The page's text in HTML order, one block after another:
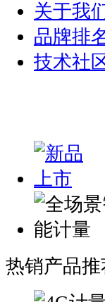
关于我
品牌排
技术社
热销产品推